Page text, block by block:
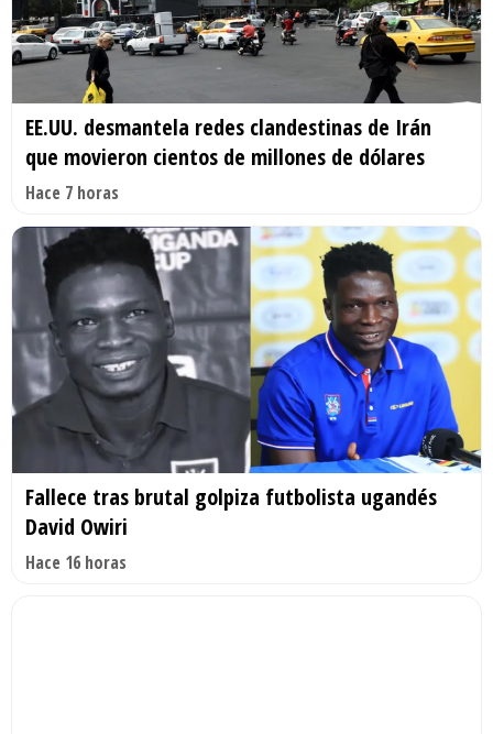
EE.UU. desmantela redes clandestinas de Irán
que movieron cientos de millones de dólares
Hace 7 horas
Fallece tras brutal golpiza futbolista ugandés
David Owiri
Hace 16 horas